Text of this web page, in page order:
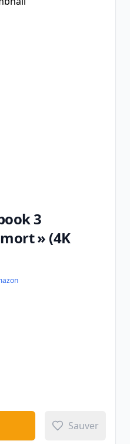
3
» (4K
Sauver